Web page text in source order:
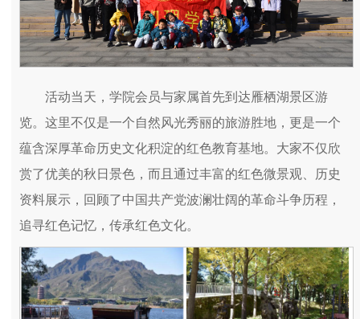
活动当天，学院会员与家属首先到达雁栖湖景区游
览。这里不仅是一个自然风光秀丽的旅游胜地，更是一个
蕴含深厚革命历史文化积淀的红色教育基地。大家不仅欣
赏了优美的秋日景色，而且通过丰富的红色微景观、历史
资料展示，回顾了中国共产党波澜壮阔的革命斗争历程，
追寻红色记忆，传承红色文化。